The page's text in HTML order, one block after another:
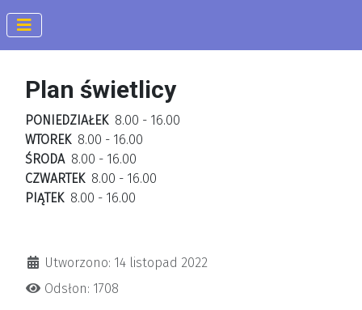
Plan świetlicy
PONIEDZIAŁEK 8.00 - 16.00
WTOREK 8.00 - 16.00
ŚRODA 8.00 - 16.00
CZWARTEK 8.00 - 16.00
PIĄTEK 8.00 - 16.00
Utworzono: 14 listopad 2022
Odsłon: 1708